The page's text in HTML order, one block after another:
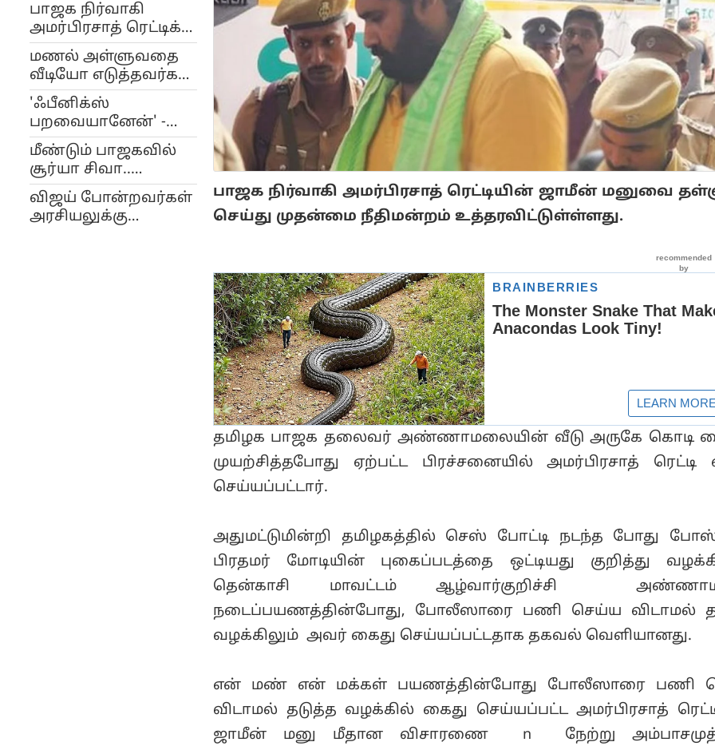
பாஜக நிர்வாகி
அமர்பிரசாத் ரெட்டிக்கு
நிபந்தனை ஜாமீன்
மணல் அள்ளுவதை
வீடியோ எடுத்தவர்கள்
மீது அரிவாள் வெட்டு-
அண்ணாமலை
கண்டனம்
'ஃபீனிக்ஸ்
பறவையானேன்' -
அண்ணாமலைக்கு
நன்றி கூறிய சூர்ய
சிவா
மீண்டும் பாஜகவில்
சூர்யா சிவா..
அண்ணாமலை
அதிரடி
விஜய் போன்றவர்கள்
அரசியலுக்கு
பாஜக நிர்வாகி அமர்பிரசாத் ரெட்டியின் ஜாமீன் மனுவை
செய்து முதன்மை நீதிமன்றம் உத்தரவிட்டுள்ள்ளது.
தமிழக பாஜக தலைவர் அண்ணாமலையின் வீடு அருகே கொடி
முயற்சித்தபோது ஏற்பட்ட பிரச்சனையில் அமர்பிரசாத் ரெட்டி
செய்யப்பட்டார்.
அதுமட்டுமின்றி தமிழகத்தில் செஸ் போட்டி நடந்த போது
பிரதமர் மோடியின் புகைப்படத்தை ஒட்டியது குறித்து
தென்காசி மாவட்டம் ஆழ்வார்குறிச்சி
நடைப்பயணத்தின்போது, போலீஸாரை பணி செய்ய விடாமல்
வழக்கிலும் அவர் கைது செய்யப்பட்டதாக தகவல் வெளியானது.
என் மண் என் மக்கள் பயணத்தின்போது போலீஸாரை பணி
விடாமல் தடுத்த வழக்கில் கைது செய்யப்பட்ட அமர்பிரசாத்
ஜாமீன் மனு மீதான விசாரணை n நேற்று